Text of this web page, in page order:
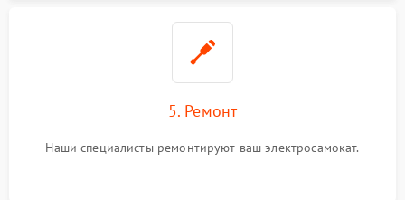
5. Ремонт
Наши специалисты ремонтируют ваш электросамокат.